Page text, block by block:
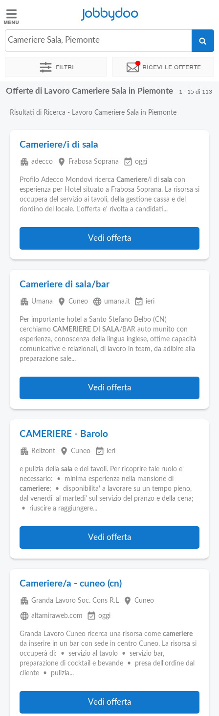
Jobbydoo
Offerte
Stipendi
Blog
Offerte
Area
Jobbydoo
Cameriere Sala, Piemonte
Filtri Ricevi le offerte
Offerte di Lavoro Cameriere Sala in Piemonte 1 - 15 di 113
Risultati di Ricerca - Lavoro Cameriere Sala in Piemonte
Cameriere/i di sala
apartment adecco place Frabosa Soprana event_available oggi
Profilo Adecco Mondovi ricerca Cameriere/i di sala con
esperienza per Hotel situato a Frabosa Soprana. La risorsa si
occupera del servizio ai tavoli, della gestione cassa e del
riordino del locale. L'offerta e' rivolta a candidati...
Vedi offerta
Cameriere di sala/bar
apartment Umana place Cuneo language umana.it event_available ieri
Per importante hotel a Santo Stefano Belbo (CN)
cerchiamo CAMERIERE DI SALA/BAR auto munito con
esperienza, conoscenza della lingua inglese, ottime capacità
comunicative e relazionali, di lavoro in team, da adibire alla
preparazione sale...
Vedi offerta
CAMERIERE - Barolo
apartment Relizont place Cuneo event_available ieri
e pulizia della sala e dei tavoli. Per ricoprire tale ruolo e'
necessario: • minima esperienza nella mansione di
cameriere; • disponibilita' a lavorare su un tempo pieno,
dal venerdi' al martedi' sul servizio del pranzo e della cena;
• riuscire a raggiungere...
Vedi offerta
Cameriere/a - cuneo (cn)
apartment Granda Lavoro Soc. Cons R.L place Cuneo
language altamiraweb.com event_available oggi
Granda Lavoro Cuneo ricerca una risorsa come cameriere
da inserire in un bar con sede in centro Cuneo. La risorsa si
occuperà di: • servizio al tavolo • servizio bar,
preparazione di cocktail e bevande • presa dell'ordine dal
cliente • pulizia...
Vedi offerta